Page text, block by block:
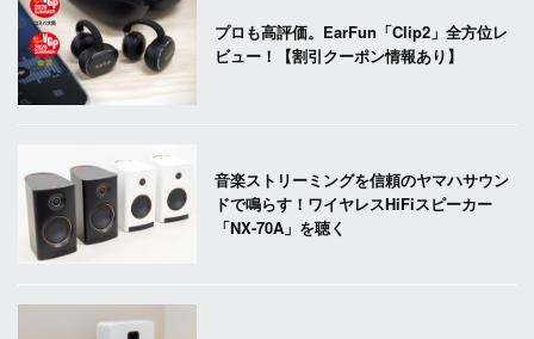
プロも高評価。EarFun「Clip2」全方位レ
ビュー！【割引クーポン情報あり】
音楽ストリーミングを信頼のヤマハサウン
ドで鳴らす！ワイヤレスHiFiスピーカー
「NX-70A」を聴く